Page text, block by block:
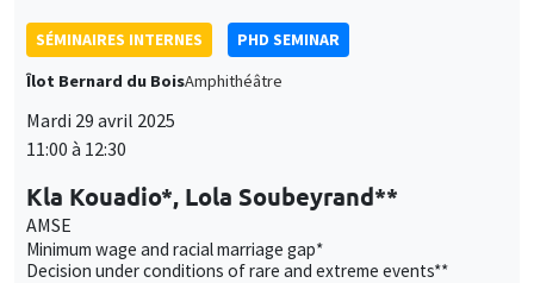
SÉMINAIRES INTERNES
PHD SEMINAR
Îlot Bernard du BoisAmphithéâtre
Mardi 29 avril 2025
11:00 à 12:30
Kla Kouadio*, Lola Soubeyrand**
AMSE
Minimum wage and racial marriage gap*
Decision under conditions of rare and extreme events**